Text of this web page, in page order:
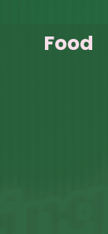
Food